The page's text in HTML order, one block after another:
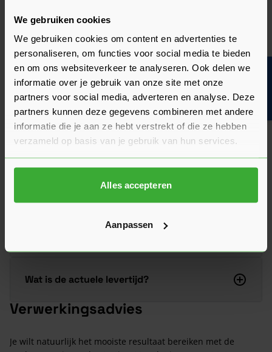
We gebruiken cookies
We gebruiken cookies om content en advertenties te
personaliseren, om functies voor social media te bieden
en om ons websiteverkeer te analyseren. Ook delen we
informatie over je gebruik van onze site met onze
partners voor social media, adverteren en analyse. Deze
partners kunnen deze gegevens combineren met andere
informatie die je aan ze hebt verstrekt of die ze hebben
verzameld op basis van je gebruik van hun services.
Alles accepteren
Aanpassen
review achter, zo help je anderen met jouw mening en
dragen we samen bij aan een nog beter aanbod.
Beoordeling schrijven
Veelgestelde vragen
Hier vind je antwoorden op de meest gestelde vragen over dit
product. We hebben de belangrijkste onderwerpen alvast
voor je op een rij gezet zodat je snel verder kunt.
Kun je het antwoord op jouw vraag niet vinden? Neem dan
gerust contact op met een van onze experts we helpen je
Wat is de actuele levertijd?
Verwerkingsadvies
Je wilt natuurlijk het mooiste resultaat bereiken met de